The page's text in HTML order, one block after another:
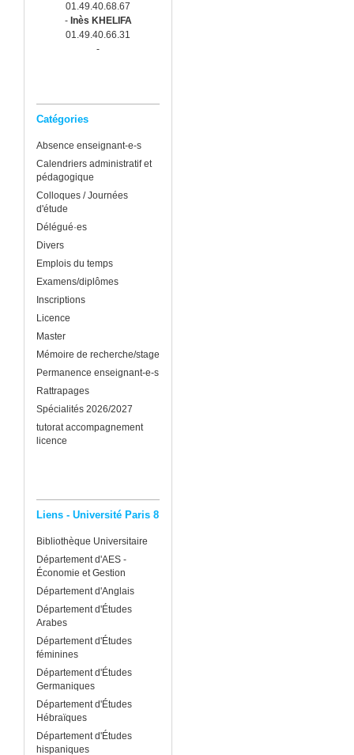
01.49.40.68.67
- Inès KHELIFA
01.49.40.66.31
-
Catégories
Absence enseignant-e-s
Calendriers administratif et
pédagogique
Colloques / Journées
d'étude
Délégué·es
Divers
Emplois du temps
Examens/diplômes
Inscriptions
Licence
Master
Mémoire de recherche/stage
Permanence enseignant-e-s
Rattrapages
Spécialités 2026/2027
tutorat accompagnement
licence
Liens - Université Paris 8
Bibliothèque Universitaire
Département d'AES -
Économie et Gestion
Département d'Anglais
Département d'Études
Arabes
Département d'Études
féminines
Département d'Études
Germaniques
Département d'Études
Hébraïques
Département d'Études
hispaniques